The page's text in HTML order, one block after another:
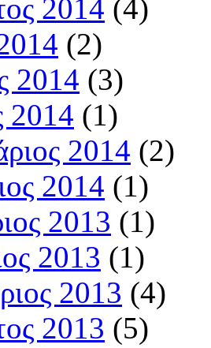
2014 (4)
(2)
2014 (3)
2014 (1)
2014 (2)
2014 (1)
2013 (1)
2013 (1)
2013 (4)
2013 (5)